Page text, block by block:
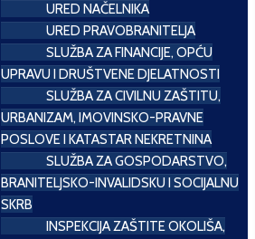
URED NAČELNIKA
URED PRAVOBRANITELJA
SLUŽBA ZA FINANCIJE, OPĆU
UPRAVU I DRUŠTVENE DJELATNOSTI
SLUŽBA ZA CIVILNU ZAŠTITU,
URBANIZAM, IMOVINSKO-PRAVNE
POSLOVE I KATASTAR NEKRETNINA
SLUŽBA ZA GOSPODARSTVO,
BRANITELJSKO-INVALIDSKU I SOCIJALNU
SKRB
INSPEKCIJA ZAŠTITE OKOLIŠA,